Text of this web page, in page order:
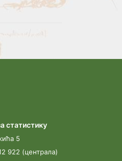
за
статистику
5
922 (централа)